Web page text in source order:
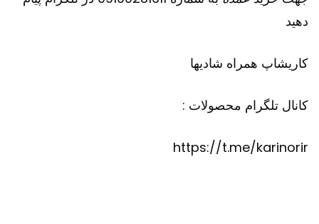
دهید
کاریشاپ همراه شادیها
کانال تلگرام محصولات :
https://t.me/karinorir